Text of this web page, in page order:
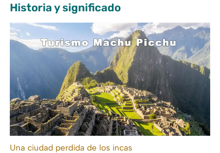
Historia y significado
Una ciudad perdida de los incas